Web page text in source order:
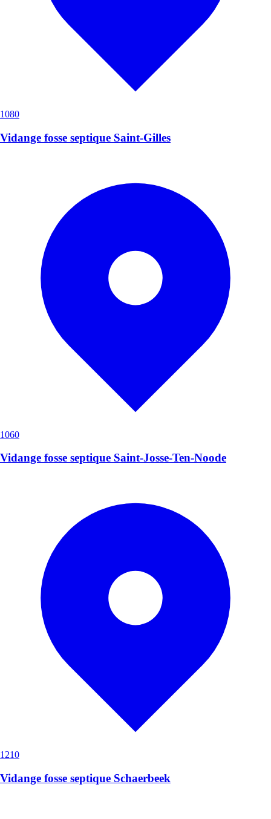
1080
Vidange fosse septique Saint-Gilles
1060
Vidange fosse septique Saint-Josse-Ten-Noode
1210
Vidange fosse septique Schaerbeek